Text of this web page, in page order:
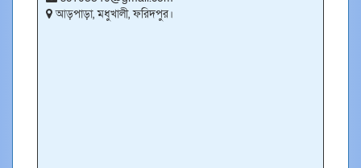
আড়পাড়া, মধুখালী, ফরিদপুর।